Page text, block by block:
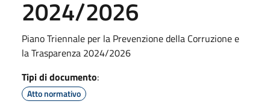
2024/2026
Piano Triennale per la Prevenzione della Corruzione e
la Trasparenza 2024/2026
Tipi di documento:
Atto normativo